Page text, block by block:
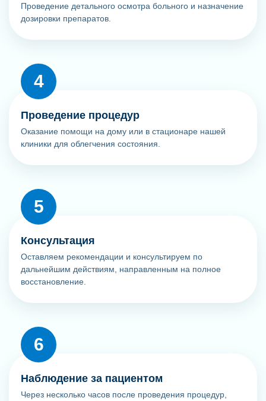
Проведение детального осмотра больного и назначение
дозировки препаратов.
Проведение процедур
Оказание помощи на дому или в стационаре нашей
клиники для облегчения состояния.
Консультация
Оставляем рекомендации и консультируем по
дальнейшим действиям, направленным на полное
восстановление.
Наблюдение за пациентом
Через несколько часов после проведения процедур,